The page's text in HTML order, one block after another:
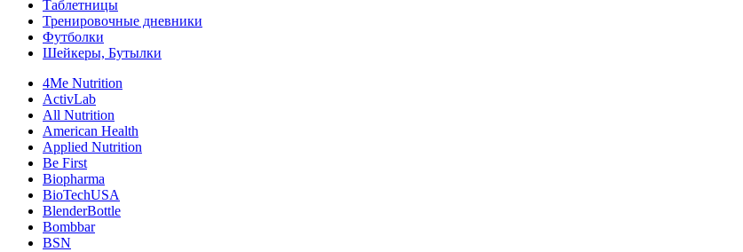
Таблетницы
Тренировочные дневники
Футболки
Шейкеры, Бутылки
4Me Nutrition
ActivLab
All Nutrition
American Health
Applied Nutrition
Be First
Biopharma
BioTechUSA
BlenderBottle
Bombbar
BSN